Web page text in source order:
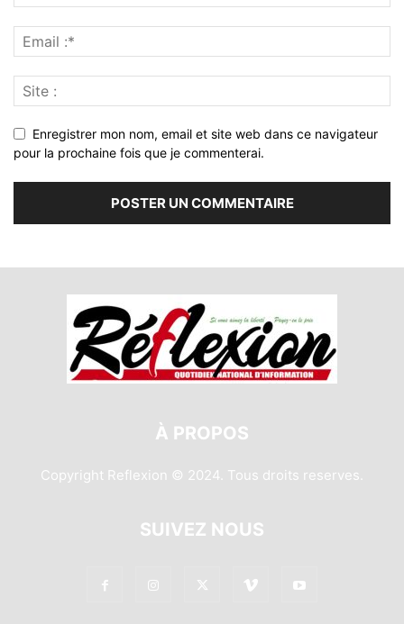
Enregistrer mon nom, email et site web dans ce navigateur
pour la prochaine fois que je commenterai.
À PROPOS
Copyright Reflexion © 2024. Tous droits reserves.
SUIVEZ NOUS